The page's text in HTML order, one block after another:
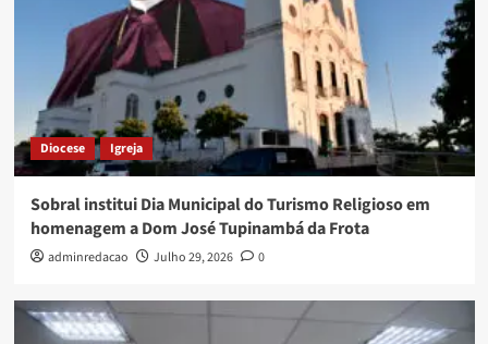
Diocese Igreja
Sobral institui Dia Municipal do Turismo Religioso em
homenagem a Dom José Tupinambá da Frota
adminredacao Julho 29, 2026 0